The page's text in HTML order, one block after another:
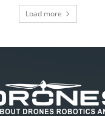
Load more